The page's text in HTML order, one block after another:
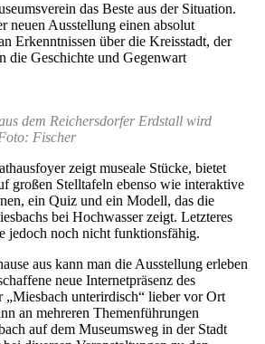
das Beste aus der Situation.
neuen Ausstellung einen absolut
Erkenntnissen über die Kreisstadt, der
die Geschichte und Gegenwart
dem Reichersdorfer Erdstall wird
Fischer
zeigt museale Stücke, bietet
großen Stelltafeln ebenso wie interaktive
ein Quiz und ein Modell, das die
bei Hochwasser zeigt. Letzteres
jedoch noch nicht funktionsfähig.
aus kann man die Ausstellung erleben
neue Internetpräsenz des
„Miesbach unterirdisch“ lieber vor Ort
an mehreren Themenführungen
auf dem Museumsweg in der Stadt